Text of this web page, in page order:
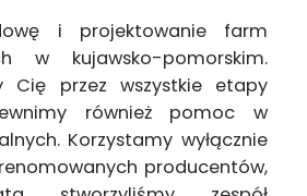
i projektowanie farm
w kujawsko-pomorskim.
Cię przez wszystkie etapy
również pomoc w
Korzystamy wyłącznie
producentów,